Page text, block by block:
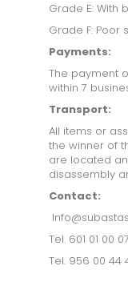
Grade E: With
Grade F: Poor
Payments:
The payment
within 7
Transport:
All items or
the winner of
are located
disassembly
Contact:
Tel. 601 01 00 07
Tel. 956 00 44